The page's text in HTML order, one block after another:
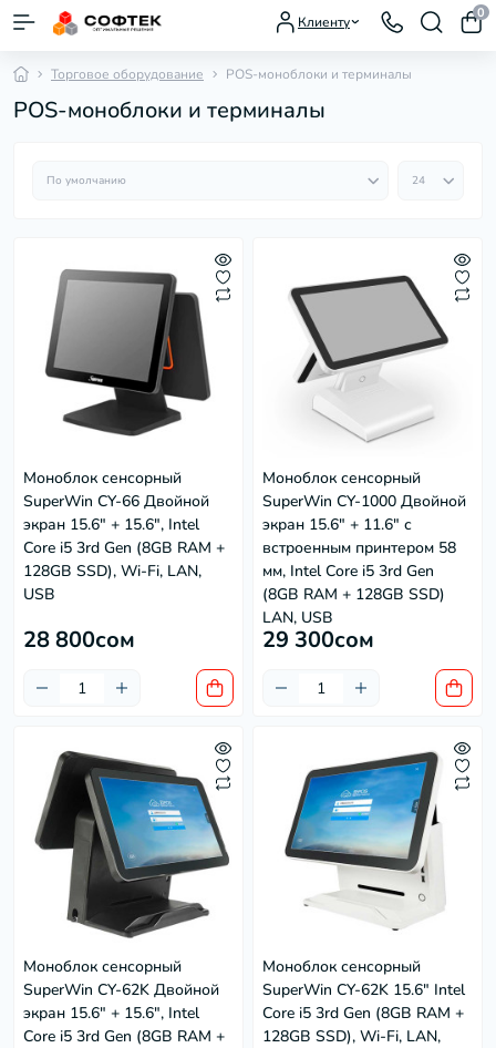
Клиенту
0
Торговое оборудование POS-моноблоки и терминалы
POS-моноблоки и терминалы
Моноблок сенсорный
SuperWin CY-66 Двойной
экран 15.6" + 15.6", Intel
Core i5 3rd Gen (8GB RAM +
128GB SSD), Wi-Fi, LAN,
USB
28 800сом
Моноблок сенсорный
SuperWin CY-1000 Двойной
экран 15.6" + 11.6" с
встроенным принтером 58
мм, Intel Core i5 3rd Gen
(8GB RAM + 128GB SSD)
LAN, USB
29 300сом
Моноблок сенсорный
SuperWin CY-62K Двойной
экран 15.6" + 15.6", Intel
Core i5 3rd Gen (8GB RAM +
Моноблок сенсорный
SuperWin CY-62K 15.6" Intel
Core i5 3rd Gen (8GB RAM +
128GB SSD), Wi-Fi, LAN,